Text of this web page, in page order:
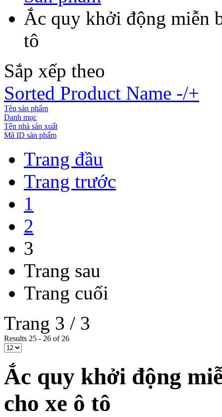
Ắc quy khởi động miễn
tô
Sắp xếp theo
Sorted Product Name -/+
Tên sản phẩm
Danh mục
Tên nhà sản xuất
Mã ID sản phẩm
Trang đầu
Trang trước
1
2
3
Trang sau
Trang cuối
Trang 3 / 3
Results 25 - 26 of 26
Ắc quy khởi động
cho xe ô tô